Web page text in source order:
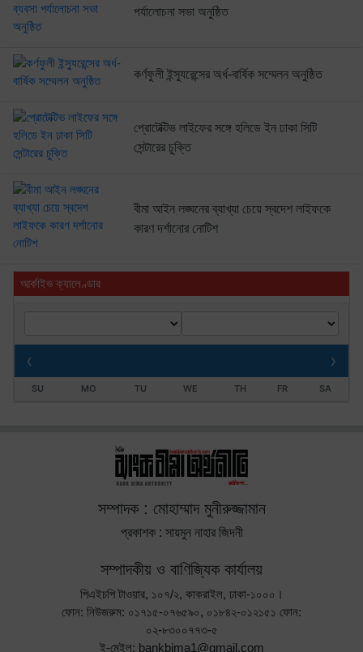
পর্যালোচনা সভা অনুষ্ঠিত
কর্ণফুলী ইন্স্যুরেন্সের অর্ধ-বার্ষিক সম্মেলন অনুষ্ঠিত
প্রোটেক্টিভ লাইফের সঙ্গে হলিডে ইন ঢাকা সিটি
সেন্টারের চুক্তি
বীমা আইন লঙ্ঘনের ব্যাখ্যা চেয়ে স্বদেশ লাইফকে
কারণ দর্শানোর নোটিশ
আর্কাইভ ক্যালেণ্ডার
‹ ›
SU MO TU WE TH FR SA
সম্পাদক : মোহাম্মাদ মুনীরুজ্জামান
প্রকাশক : সায়মুন নাহার জিদনী
সম্পাদকীয় ও বাণিজ্যিক কার্যালয়
পিএইচপি টাওয়ার, ১০৭/২, কাকরাইল, ঢাকা-১০০০।
ফোন: নিউজরুম: ০১৭১৫-০৭৬৫৯০, ০১৮৪২-০১২১৫১ ফোন:
০২-৮৩০০৭৭৩-৫
ই-মেইল: bankbima1@gmail.com